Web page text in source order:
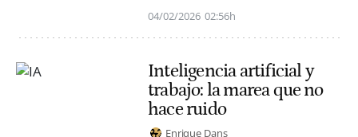
04/02/2026 02:56h
Inteligencia artificial y
trabajo: la marea que no
hace ruido
Enrique Dans